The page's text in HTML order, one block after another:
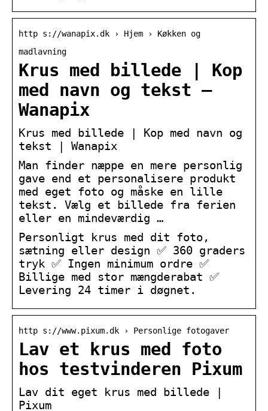
http s://wanapix.dk › Hjem › Køkken og
madlavning
Krus med billede | Kop
med navn og tekst –
Wanapix
Krus med billede | Kop med navn og
tekst | Wanapix
Man finder næppe en mere personlig
gave end et personalisere produkt
med eget foto og måske en lille
tekst. Vælg et billede fra ferien
eller en mindeværdig …
Personligt krus med dit foto,
sætning eller design ✅ 360 graders
tryk ✅ Ingen minimum ordre ✅
Billige med stor mængderabat ✅
Levering 24 timer i døgnet.
http s://www.pixum.dk › Personlige fotogaver
Lav et krus med foto
hos testvinderen Pixum
Lav dit eget krus med billede |
Pixum